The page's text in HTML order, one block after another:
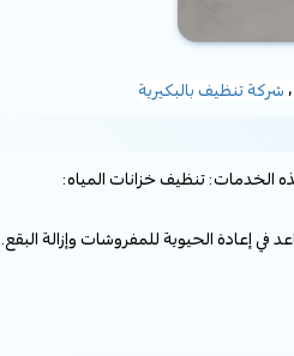
، شركة تنظيف بالبكيرية
الخدمات: تنظيف خزانات المياه:
إعادة الحيوية للمفروشات وإزالة البقع.